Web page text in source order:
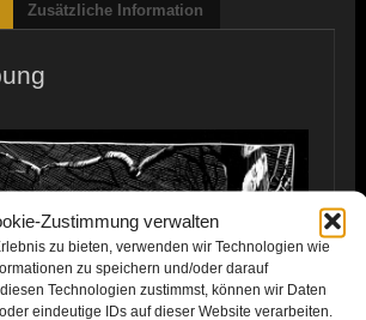
Zustimmung verwalten
zu bieten, verwenden wir Technologien wie
zu speichern und/oder darauf
Technologien zustimmst, können wir Daten
eindeutige IDs auf dieser Website verarbeiten.
Zusätzliche Information